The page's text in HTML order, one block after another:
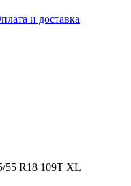
и доставка
55 R18 109T XL